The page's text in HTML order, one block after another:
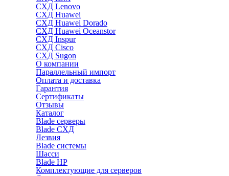
СХД Lenovo
СХД Huawei
СХД Huawei Dorado
СХД Huawei Oceanstor
СХД Inspur
СХД Cisco
СХД Sugon
О компании
Параллельный импорт
Оплата и доставка
Гарантия
Сертификаты
Отзывы
Каталог
Blade серверы
Blade СХД
Лезвия
Blade системы
Шасси
Blade HP
Комплектующие для серверов